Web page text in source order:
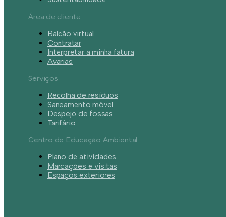
Área de cliente
Balcão virtual
Contratar
Interpretar a minha fatura
Avarias
Serviços
Recolha de resíduos
Saneamento móvel
Despejo de fossas
Tarifário
Centro de Educação Ambiental
Plano de atividades
Marcações e visitas
Espaços exteriores